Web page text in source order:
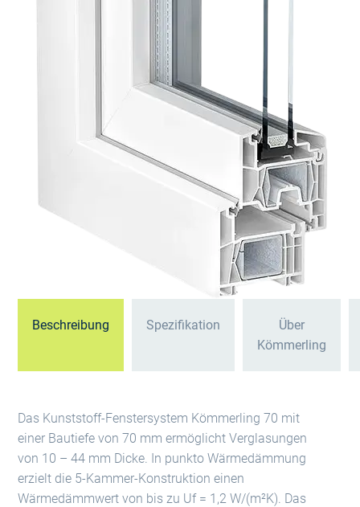
Beschreibung Spezifikation
Über
Kömmerling
Das Kunststoff-Fenstersystem Kömmerling 70 mit
einer Bautiefe von 70 mm ermöglicht Verglasungen
von 10 – 44 mm Dicke. In punkto Wärmedämmung
erzielt die 5-Kammer-Konstruktion einen
Wärmedämmwert von bis zu Uf = 1,2 W/(m²K). Das